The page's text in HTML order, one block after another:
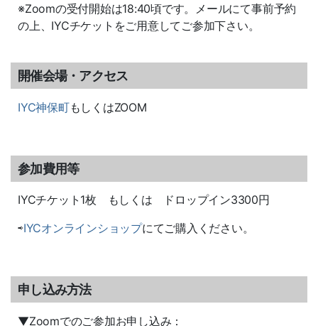
※Zoomの受付開始は18:40頃です。メールにて事前予約
の上、IYCチケットをご用意してご参加下さい。
開催会場・アクセス
IYC神保町もしくはZOOM
参加費用等
IYCチケット1枚 もしくは ドロップイン3300円
⇨IYCオンラインショップにてご購入ください。
申し込み方法
▼Zoomでのご参加お申し込み：